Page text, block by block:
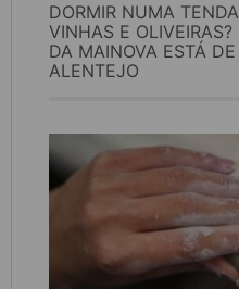
DORMIR NUMA
VINHAS E
DA MAINOVA ESTÁ DE
ALENTEJO